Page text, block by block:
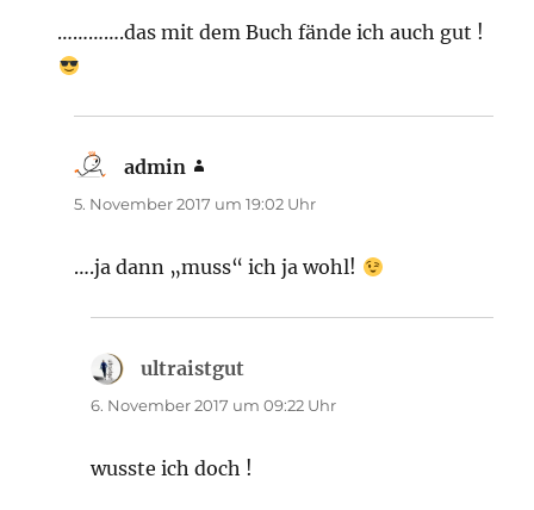
………….das mit dem Buch fände ich auch gut !
admin
5. November 2017 um 19:02 Uhr
….ja dann „muss“ ich ja wohl!
ultraistgut
6. November 2017 um 09:22 Uhr
wusste ich doch !